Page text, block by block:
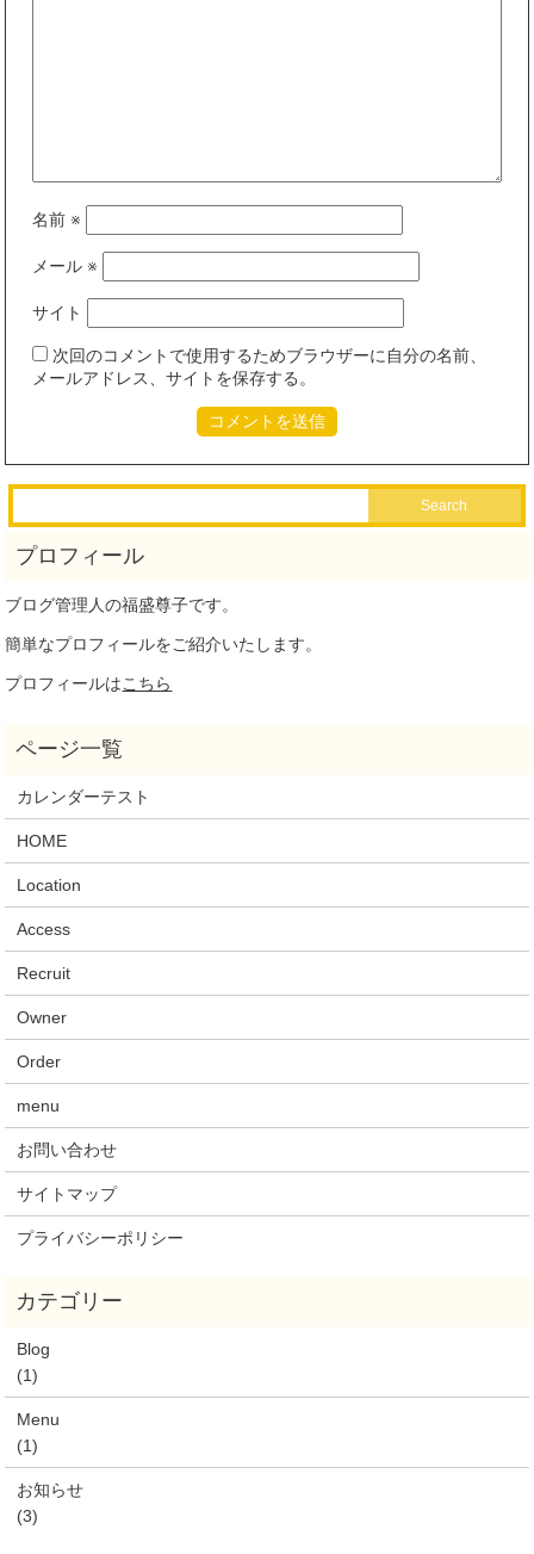
名前 ※
メール ※
サイト
次回のコメントで使用するためブラウザーに自分の名前、
メールアドレス、サイトを保存する。
ブログ管理人の福盛尊子です。
簡単なプロフィールをご紹介いたします。
プロフィールはこちら
カレンダーテスト
HOME
Location
Access
Recruit
Owner
Order
menu
お問い合わせ
サイトマップ
プライバシーポリシー
Blog
(1)
Menu
(1)
お知らせ
(3)